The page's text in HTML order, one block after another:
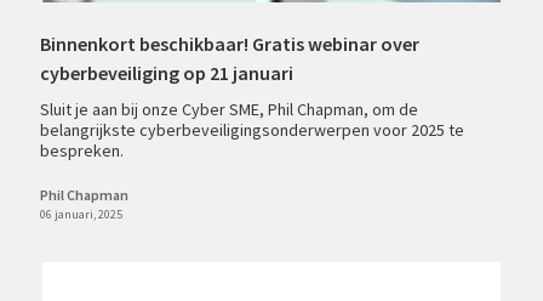
Binnenkort beschikbaar! Gratis webinar over
cyberbeveiliging op 21 januari
Sluit je aan bij onze Cyber SME, Phil Chapman, om de
belangrijkste cyberbeveiligingsonderwerpen voor 2025 te
bespreken.
Phil Chapman
06 januari, 2025